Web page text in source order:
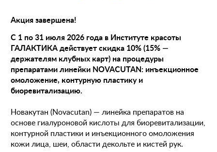
Акция завершена!
С 1 по 31 июля 2026 года в Институте красоты
ГАЛАКТИКА действует скидка 10% (15% —
держателям клубных карт) на процедуры
препаратами линейки NOVACUTAN: инъекционное
омоложение, контурную пластику и
биоревитализацию.
Новакутан (Novacutan) — линейка препаратов на
основе гиалуроновой кислоты для биоревитализации,
контурной пластики и инъекционного омоложения
кожи лица, шеи, области декольте и кистей рук.